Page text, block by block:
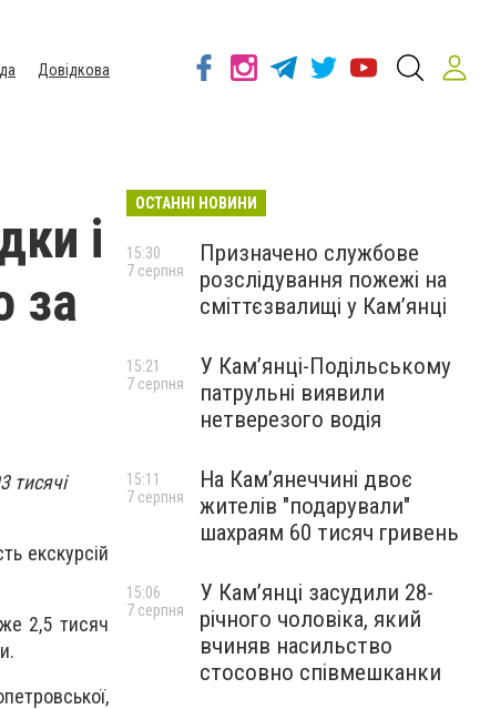
Довідкова
і
за
тисячі
екскурсій
2,5 тисяч
ОСТАННІ НОВИНИ
Призначено службове
розслідування пожежі на
сміттєзвалищі у Кам’янці
15:30
7 серпня
У Кам’янці-Подільському
патрульні виявили
нетверезого водія
15:21
7 серпня
На Камʼянеччині двоє
жителів "подарували"
шахраям 60 тисяч гривень
15:11
7 серпня
У Камʼянці засудили 28-
річного чоловіка, який
вчиняв насильство
стосовно співмешканки
15:06
7 серпня